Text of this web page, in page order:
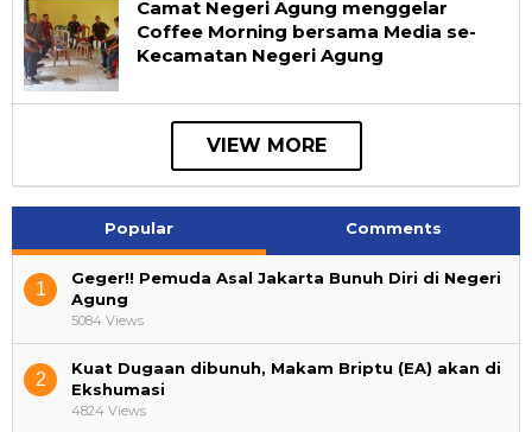
Camat Negeri Agung menggelar
Coffee Morning bersama Media se-
Kecamatan Negeri Agung
VIEW MORE
Popular Comments
1
Geger!! Pemuda Asal Jakarta Bunuh Diri di Negeri
Agung
5084 Views
2
Kuat Dugaan dibunuh, Makam Briptu (EA) akan di
Ekshumasi
4824 Views